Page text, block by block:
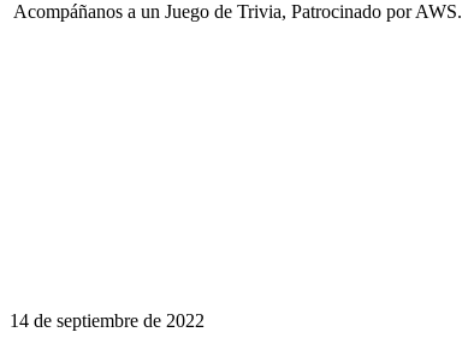
Acompáñanos a un Juego de Trivia, Patrocinado por AWS.
14 de septiembre de 2022